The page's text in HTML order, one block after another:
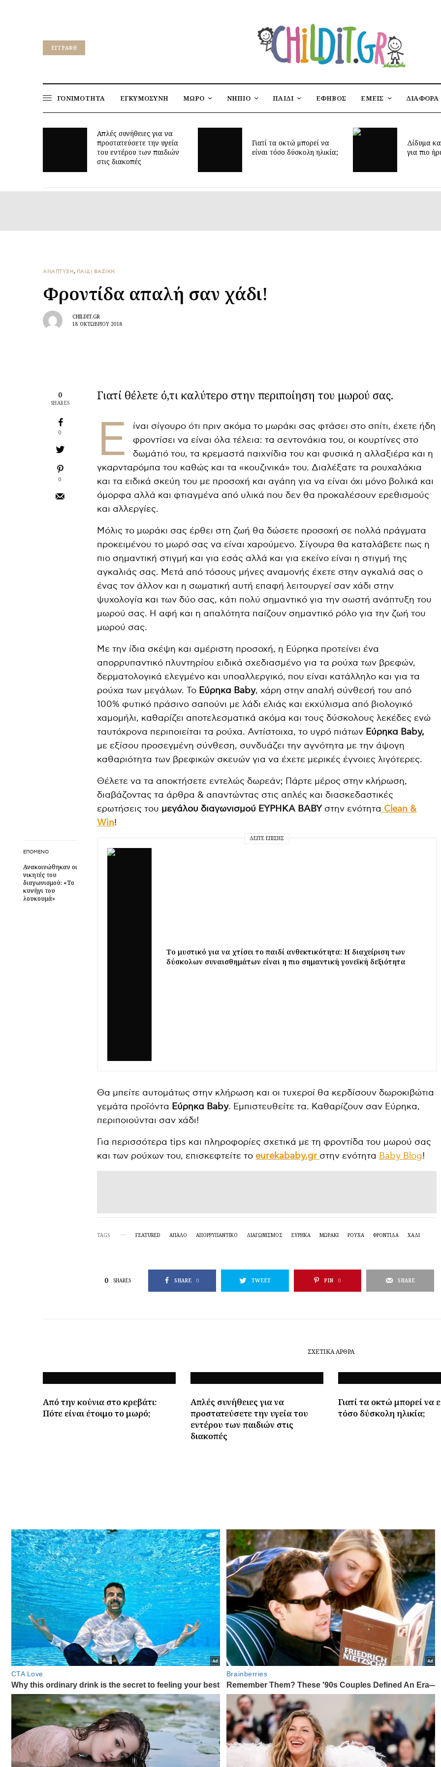
EΓΓΡΑΦΉ
ΓΟΝΙΜΟΤΗΤΑ ΕΓΚΥΜΟΣΥΝΗ ΜΩΡΟ ΝΗΠΙΟ ΠΑΙΔΙ ΕΦΗΒΟΣ ΕΜΕΙΣ ΔΙΑΦΟΡΑ
Γιατί τα οκτώ μπορεί να
είναι τόσο δύσκολη ηλικία;
Δίδυμα και ύπνος: μυστικά
για πιο ήρεμες νύχτες
Έφτασε η
παιδικό
ΑΝΑΠΤΥΞΗ, ΠΑΙΔΙ ΒΑΣΙΚΉ
Φροντίδα απαλή σαν χάδι!
CHILDIT.GR
18 ΟΚΤΩΒΡΊΟΥ 2018
0
SHARES
0
0
ΕΠΌΜΕΝΟ
Ανακοινώθηκαν οι
νικητές του
διαγωνισμού: «Το
κυνήγι του
λουκουµά»
Γιατί θέλετε ό,τι καλύτερο στην περιποίηση του μωρού σας.
Ε
ίναι σίγουρο ότι πριν ακόμα το μωράκι σας φτάσει στο σπίτι, έχετε ήδη
φροντίσει να είναι όλα τέλεια: τα σεντονάκια του, οι κουρτίνες στο
δωμάτιό του, τα κρεμαστά παιχνίδια του και φυσικά η αλλαξιέρα και η
γκαρνταρόμπα του καθώς και τα «κουζινικά» του. Διαλέξατε τα ρουχαλάκια
και τα ειδικά σκεύη του με προσοχή και αγάπη για να είναι όχι μόνο βολικά και
όμορφα αλλά και φτιαγμένα από υλικά που δεν θα προκαλέσουν ερεθισμούς
και αλλεργίες.
Μόλις το μωράκι σας έρθει στη ζωή θα δώσετε προσοχή σε πολλά πράγματα
προκειμένου το μωρό σας να είναι χαρούμενο. Σίγουρα θα καταλάβετε πως η
πιο σημαντική στιγμή και για εσάς αλλά και για εκείνο είναι η στιγμή της
αγκαλιάς σας. Μετά από τόσους μήνες αναμονής έχετε στην αγκαλιά σας ο
ένας τον άλλον και η σωματική αυτή επαφή λειτουργεί σαν χάδι στην
ψυχολογία και των δύο σας, κάτι πολύ σημαντικό για την σωστή ανάπτυξη του
μωρού σας. Η αφή και η απαλότητα παίζουν σημαντικό ρόλο για την ζωή του
μωρού σας.
Με την ίδια σκέψη και αμέριστη προσοχή, η Εύρηκα προτείνει ένα
απορρυπαντικό πλυντηρίου ειδικά σχεδιασμένο για τα ρούχα των βρεφών,
δερματολογικά ελεγμένο και υποαλλεργικό, που είναι κατάλληλο και για τα
ρούχα των μεγάλων. Το Εύρηκα Baby, χάρη στην απαλή σύνθεσή του από
100% φυτικό πράσινο σαπούνι με λάδι ελιάς και εκχύλισμα από βιολογικό
χαμομήλι, καθαρίζει αποτελεσματικά ακόμα και τους δύσκολους λεκέδες ενώ
ταυτόχρονα περιποιείται τα ρούχα. Αντίστοιχα, το υγρό πιάτων Εύρηκα Baby,
με εξίσου προσεγμένη σύνθεση, συνδυάζει την αγνότητα με την άψογη
καθαριότητα των βρεφικών σκευών για να έχετε μερικές έγνοιες λιγότερες.
Θέλετε να τα αποκτήσετε εντελώς δωρεάν; Πάρτε μέρος στην κλήρωση,
διαβάζοντας τα άρθρα & απαντώντας στις απλές και διασκεδαστικές
ερωτήσεις του μεγάλου διαγωνισμού ΕΥΡΗΚΑ BABY στην ενότητα Clean &
Win!
ΔΕΊΤΕ ΕΠΊΣΗΣ
Το μυστικό για να χτίσει το παιδί ανθεκτικότητα: Η διαχείριση των
δύσκολων συναισθημάτων είναι η πιο σημαντική γονεϊκή δεξιότητα
Θα μπείτε αυτομάτως στην κλήρωση και οι τυχεροί θα κερδίσουν δωροκιβώτια
γεμάτα προϊόντα Εύρηκα Baby. Εμπιστευθείτε τα. Καθαρίζουν σαν Εύρηκα,
περιποιούνται σαν χάδι!
Για περισσότερα tips και πληροφορίες σχετικά με τη φροντίδα του μωρού σας
και των ρούχων του, επισκεφτείτε το eurekababy.gr στην ενότητα Baby Blog!
TAGS FEATURED ΑΠΑΛΟ ΑΠΟΡΡΥΠΑΝΤΙΚΟ ΔΙΑΓΩΝΙΣΜΟΣ ΕΎΡΗΚΑ ΜΩΡΑΚΙ ΡΟΥΧΑ ΦΡΟΝΤΙΔΑ ΧΑΔΙ
0 SHARES SHARE 0 TWEET PIN 0 SHARE
ΣΧΕΤΙΚΆ ΆΡΘΡΑ
Από την κούνια στο κρεβάτι:
Πότε είναι έτοιμο το μωρό;
Απλές συνήθειες για να
προστατεύσετε την υγεία του
εντέρου των παιδιών στις
διακοπές
Γιατί τα οκτώ μπορεί να
τόσο δύσκολη ηλικία;